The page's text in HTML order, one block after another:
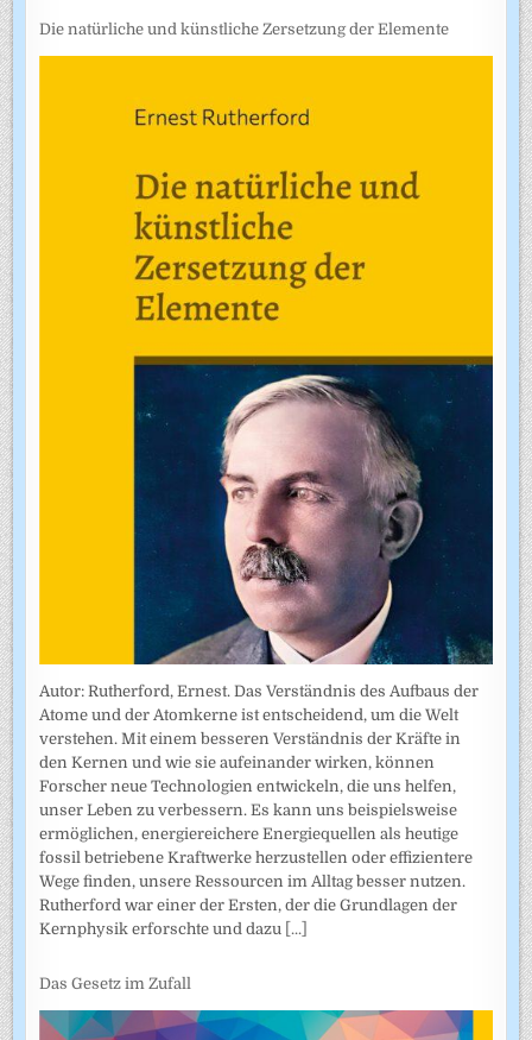
Die natürliche und künstliche Zersetzung der Elemente
Autor: Rutherford, Ernest. Das Verständnis des Aufbaus der
Atome und der Atomkerne ist entscheidend, um die Welt
verstehen. Mit einem besseren Verständnis der Kräfte in
den Kernen und wie sie aufeinander wirken, können
Forscher neue Technologien entwickeln, die uns helfen,
unser Leben zu verbessern. Es kann uns beispielsweise
ermöglichen, energiereichere Energiequellen als heutige
fossil betriebene Kraftwerke herzustellen oder effizientere
Wege finden, unsere Ressourcen im Alltag besser nutzen.
Rutherford war einer der Ersten, der die Grundlagen der
Kernphysik erforschte und dazu [...]
Das Gesetz im Zufall